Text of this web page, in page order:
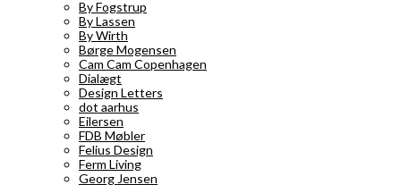
By Fogstrup
By Lassen
By Wirth
Børge Mogensen
Cam Cam Copenhagen
Dialægt
Design Letters
dot aarhus
Eilersen
FDB Møbler
Felius Design
Ferm Living
Georg Jensen